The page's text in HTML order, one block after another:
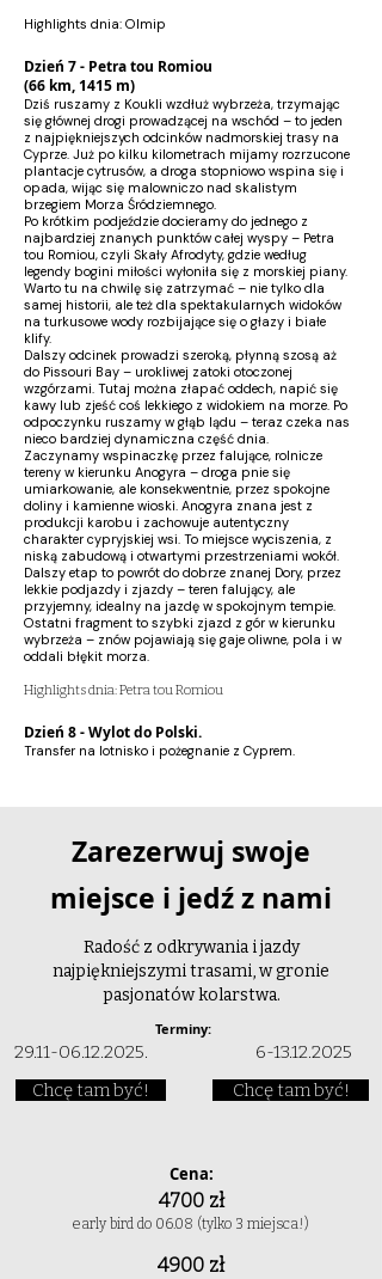
Highlights dnia: Olmip
Dzień 7 - Petra tou Romiou
(66 km, 1415 m)
Dziś ruszamy z Koukli wzdłuż wybrzeża, trzymając
się głównej drogi prowadzącej na wschód – to jeden
z najpiękniejszych odcinków nadmorskiej trasy na
Cyprze. Już po kilku kilometrach mijamy rozrzucone
plantacje cytrusów, a droga stopniowo wspina się i
opada, wijąc się malowniczo nad skalistym
brzegiem Morza Śródziemnego.
Po krótkim podjeździe docieramy do jednego z
najbardziej znanych punktów całej wyspy – Petra
tou Romiou, czyli Skały Afrodyty, gdzie według
legendy bogini miłości wyłoniła się z morskiej piany.
Warto tu na chwilę się zatrzymać – nie tylko dla
samej historii, ale też dla spektakularnych widoków
na turkusowe wody rozbijające się o głazy i białe
klify.
Dalszy odcinek prowadzi szeroką, płynną szosą aż
do Pissouri Bay – urokliwej zatoki otoczonej
wzgórzami. Tutaj można złapać oddech, napić się
kawy lub zjeść coś lekkiego z widokiem na morze. Po
odpoczynku ruszamy w głąb lądu – teraz czeka nas
nieco bardziej dynamiczna część dnia.
Zaczynamy wspinaczkę przez falujące, rolnicze
tereny w kierunku Anogyra – droga pnie się
umiarkowanie, ale konsekwentnie, przez spokojne
doliny i kamienne wioski. Anogyra znana jest z
produkcji karobu i zachowuje autentyczny
charakter cypryjskiej wsi. To miejsce wyciszenia, z
niską zabudową i otwartymi przestrzeniami wokół.
Dalszy etap to powrót do dobrze znanej Dory, przez
lekkie podjazdy i zjazdy – teren falujący, ale
przyjemny, idealny na jazdę w spokojnym tempie.
Ostatni fragment to szybki zjazd z gór w kierunku
wybrzeża – znów pojawiają się gaje oliwne, pola i w
oddali błękit morza.
Highlights dnia: Petra tou Romiou
Dzień 8 - Wylot do Polski.
Transfer na lotnisko i pożegnanie z Cyprem.
Zarezerwuj swoje
miejsce i jedź z nami
Radość z odkrywania i jazdy
najpiękniejszymi trasami, w gronie
pasjonatów kolarstwa.
Terminy:
29.11-06.12.2025. 6-13.12.2025
Chcę tam być!
Chcę tam być!
Cena:
4700 zł
early bird do 06.08 (tylko 3 miejsca!)
4900 zł